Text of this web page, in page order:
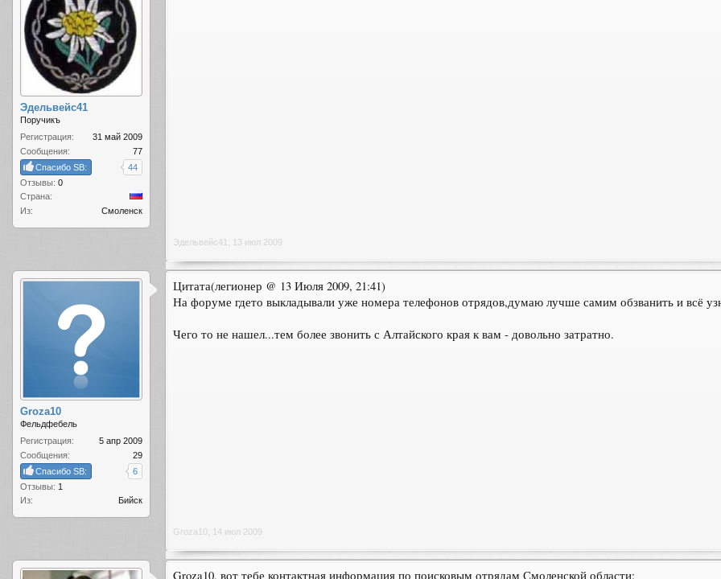
Эдельвейс41
Поручикъ
Регистрация:
31 май 2009
Сообщения:
77
Спасибо SB:
44
Отзывы: 0
Страна:
Из:
Смоленск
Эдельвейс41 13 июл 2009
Groza10
Фельдфебель
Регистрация:
5 апр 2009
Сообщения:
29
Спасибо SB:
6
Отзывы: 1
Из:
Бийск
Цитата(легионер @ 13 Июля 2009, 21:41)
На форуме гдето выкладывали уже номера телефонов отрядов,думаю лучше самим обзванить и всё
Чего то не нашел...тем более звонить с Алтайского края к вам - довольно затратно.
Groza10 14 июл 2009
Groza10, вот тебе контактная информация по поисковым отрядам Смоленской области: